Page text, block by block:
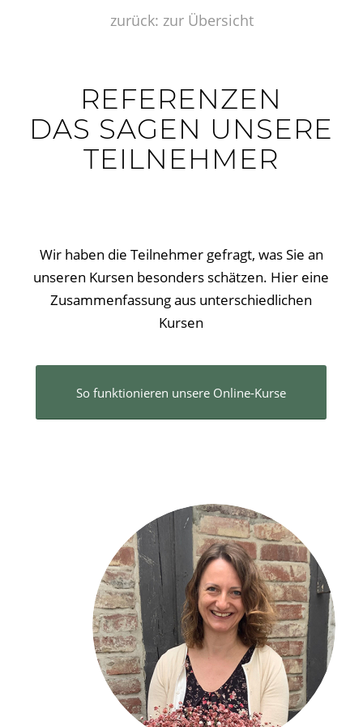
zurück: zur Übersicht
REFERENZEN
DAS SAGEN UNSERE
TEILNEHMER
Wir haben die Teilnehmer gefragt, was Sie an
unseren Kursen besonders schätzen. Hier eine
Zusammenfassung aus unterschiedlichen
Kursen
So funktionieren unsere Online-Kurse